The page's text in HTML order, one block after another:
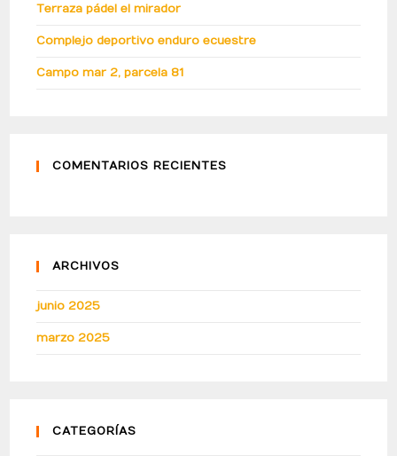
Terraza pádel el mirador
Complejo deportivo enduro ecuestre
Campo mar 2, parcela 81
COMENTARIOS RECIENTES
ARCHIVOS
junio 2025
marzo 2025
CATEGORÍAS